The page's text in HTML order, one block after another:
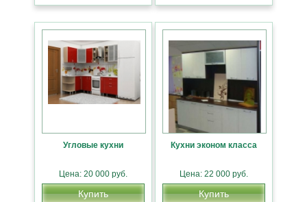
Угловые кухни
Цена: 20 000 руб.
Купить
Кухни эконом класса
Цена: 22 000 руб.
Купить